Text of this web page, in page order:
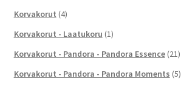
Korvakorut (4)
Korvakorut - Laatukoru (1)
Korvakorut - Pandora - Pandora Essence (21)
Korvakorut - Pandora - Pandora Moments (5)